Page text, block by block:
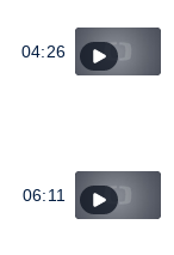
04:26
06:11